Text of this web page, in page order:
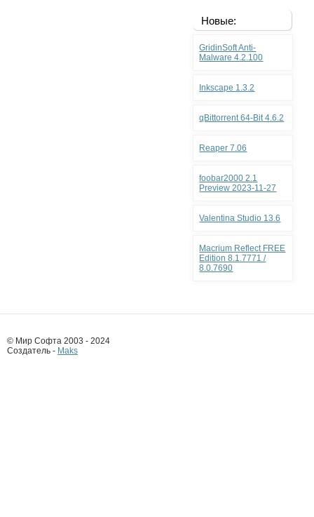
Новые:
GridinSoft Anti-
Malware 4.2.100
Inkscape 1.3.2
qBittorrent 64-Bit 4.6.2
Reaper 7.06
foobar2000 2.1
Preview 2023-11-27
Valentina Studio 13.6
Macrium Reflect FREE
Edition 8.1.7771 /
8.0.7690
© Мир Софта 2003 - 2024
Создатель - Maks